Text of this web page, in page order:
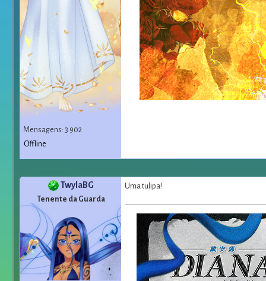
Mensagens: 3 902
Offline
TwylaBG
Tenente da Guarda
Uma tulipa!